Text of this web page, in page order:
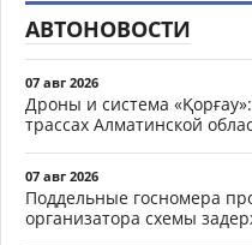
АВТОНОВОСТИ
07 авг 2026
Дроны и система
трассах Алматинской
07 авг 2026
Поддельные госномера
организатора схемы